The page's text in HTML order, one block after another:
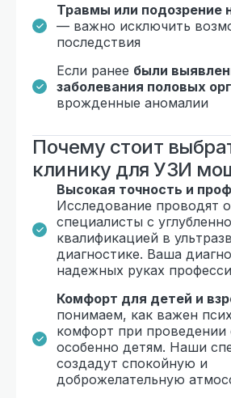
Травмы или подозрение
— важно исключить
последствия
Если ранее были
заболевания половых
врожденные аномалии
Почему стоит
клинику для УЗИ
Высокая точность и
Исследование проводят
специалисты с
квалификацией в
диагностике. Ваша
надежных руках
Комфорт для детей и
понимаем, как важен
комфорт при проведении
особенно детям. Наши
создадут спокойную и
доброжелательную